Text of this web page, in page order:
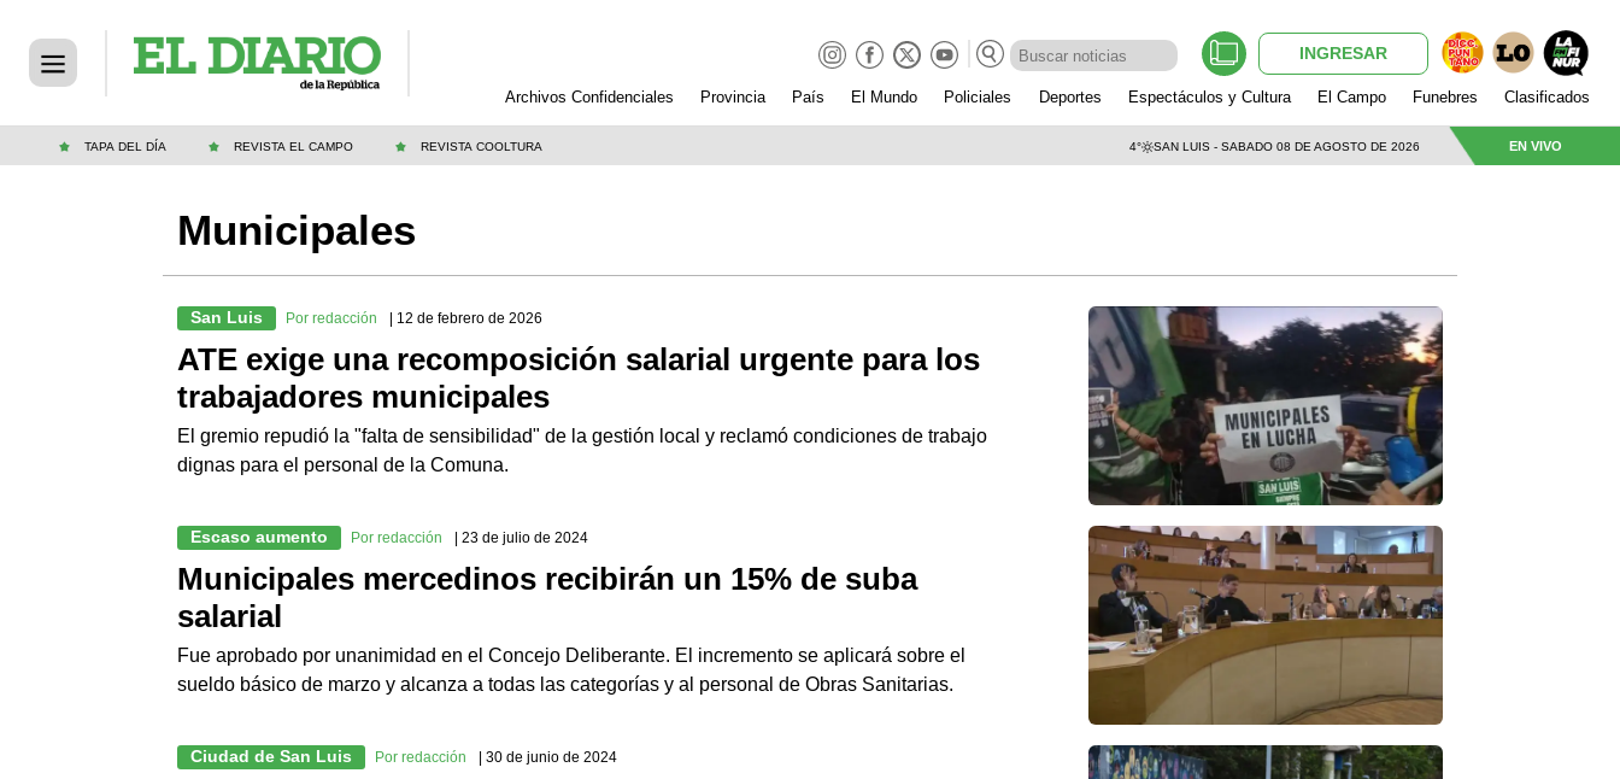
INGRESAR
Archivos Confidenciales Provincia País El Mundo Policiales Deportes Espectáculos y Cultura El Campo Funebres Clasificados
TAPA DEL DÍA REVISTA EL CAMPO REVISTA COOLTURA 4° SAN LUIS - SABADO 08 DE AGOSTO DE 2026 EN VIVO
Municipales
San Luis Por redacción | 12 de febrero de 2026
ATE exige una recomposición salarial urgente para los
trabajadores municipales
El gremio repudió la "falta de sensibilidad" de la gestión local y reclamó condiciones de trabajo
dignas para el personal de la Comuna.
Escaso aumento Por redacción | 23 de julio de 2024
Municipales mercedinos recibirán un 15% de suba
salarial
Fue aprobado por unanimidad en el Concejo Deliberante. El incremento se aplicará sobre el
sueldo básico de marzo y alcanza a todas las categorías y al personal de Obras Sanitarias.
Ciudad de San Luis Por redacción | 30 de junio de 2024